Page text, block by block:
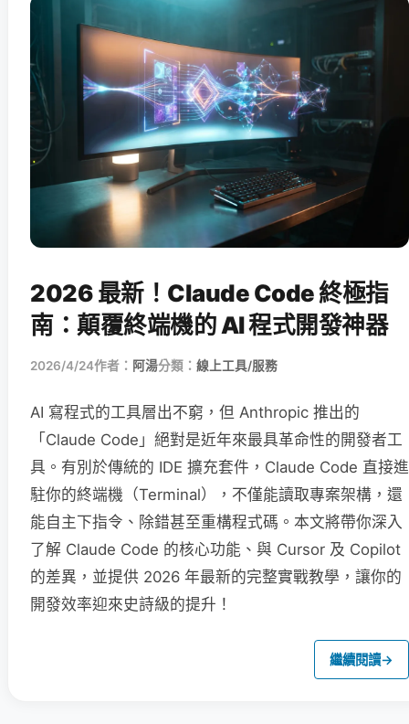
2026 最新！Claude Code 終極指
南：顛覆終端機的 AI 程式開發神器
2026/4/24作者： 阿湯分類： 線上工具/服務
AI 寫程式的工具層出不窮，但 Anthropic 推出的
「Claude Code」絕對是近年來最具革命性的開發者工
具。有別於傳統的 IDE 擴充套件，Claude Code 直接進
駐你的終端機（Terminal），不僅能讀取專案架構，還
能自主下指令、除錯甚至重構程式碼。本文將帶你深入
了解 Claude Code 的核心功能、與 Cursor 及 Copilot
的差異，並提供 2026 年最新的完整實戰教學，讓你的
開發效率迎來史詩級的提升！
繼續閱讀→